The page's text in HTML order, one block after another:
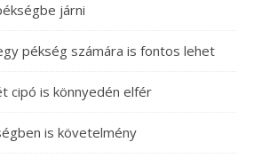
járni
pékség számára is fontos lehet
cipó is könnyedén elfér
is követelmény